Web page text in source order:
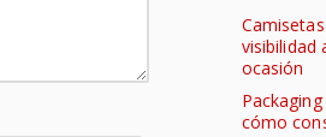
visibilidad
ocasión
cómo